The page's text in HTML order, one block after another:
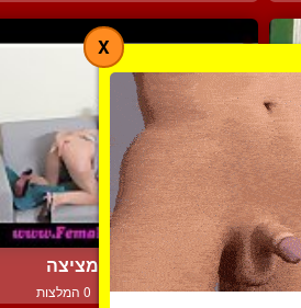
אמנות המציצה
3931 צפיות | 0 המלצות
X